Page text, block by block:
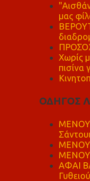
μας
Χωρίς
πισίνα
ΟΔΗΓΟΣ
ΜΕΝΟΥ
ΜΕΝΟΥ
ΑΦΑΙ